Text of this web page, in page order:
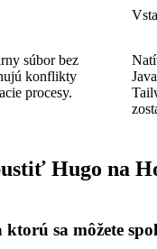
súbor bez
konflikty
procesy.
Hugo na
ktorú sa môžete